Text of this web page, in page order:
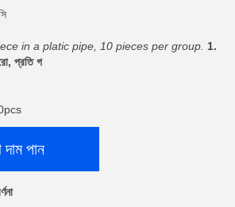
in a platic pipe, 10 pieces per group. 1.
প্রতি গ
দাম পান